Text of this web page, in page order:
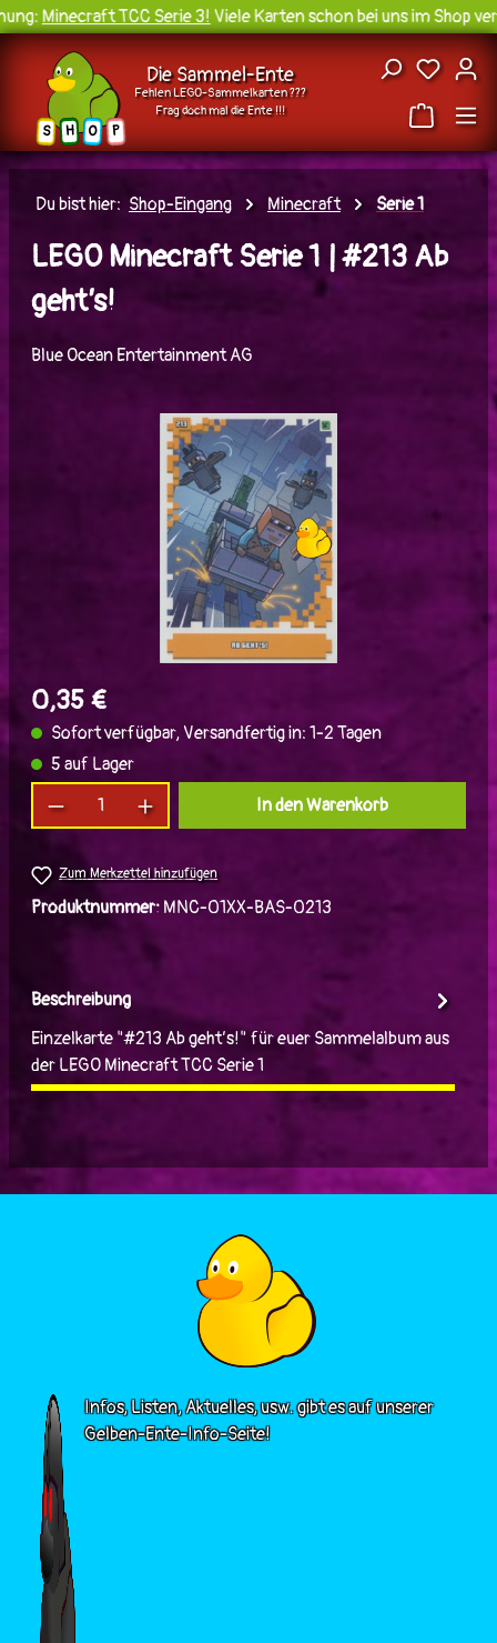
Zum Hauptinhalt springen
Minecraft TCC Serie 3!Viele Karten schon bei uns im Shop
S H O P
Die Sammel-Ente
Fehlen LEGO-Sammelkarten ???
Frag doch mal die Ente !!!
Du
Du bist hier: Shop-Eingang Minecraft Serie 1
LEGO Minecraft Serie 1 | #213 Ab
geht’s!
Blue Ocean Entertainment AG
Bildergalerie überspringen
0,35 €
Sofort verfügbar, Versandfertig in: 1-2 Tagen
5 auf Lager
Produkt Anzahl: Gib den gewünschten Wert
In den Warenkorb
Zum Merkzettel hinzufügen
Produktnummer: MNC-01XX-BAS-0213
Beschreibung
Einzelkarte "#213 Ab geht’s!" für euer Sammelalbum aus
der LEGO Minecraft TCC Serie 1
Infos, Listen, Aktuelles, usw. gibt es auf unserer
Gelben-Ente-Info-Seite!